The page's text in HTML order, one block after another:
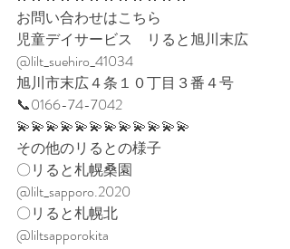
お問い合わせはこちら
児童デイサービス　リると旭川末広
@lilt_suehiro_41034
旭川市末広４条１０丁目３番４号
📞0166-74-7042
💫💫💫💫💫💫💫💫💫💫💫💫
その他のリるとの様子
〇リると札幌桑園
@lilt_sapporo.2020
〇リると札幌北
@liltsapporokita